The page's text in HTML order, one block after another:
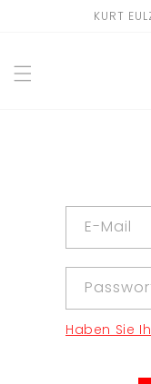
KURT
E-Mail
Haben Sie